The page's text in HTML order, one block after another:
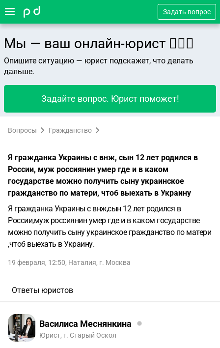
Задать вопрос
Мы — ваш онлайн-юрист 👨🏻‍⚖️
Опишите ситуацию — юрист подскажет, что делать
дальше.
Задайте вопрос. Юрист поможет!
Вопросы Гражданство
Я гражданка Украины с внж, сын 12 лет родился в
России, муж россиянин умер где и в каком
государстве можно получить сыну украинское
гражданство по матери, чтоб выехать в Украину
Я гражданка Украины с внж,сын 12 лет родился в
России,муж россиянин умер где и в каком государстве
можно получить сыну украинское гражданство по матери
,чтоб выехать в Украину.
19 февраля, 12:50, Наталия, г. Москва
Ответы юристов
Василиса Меснянкина
Юрист, г. Старый Оскол